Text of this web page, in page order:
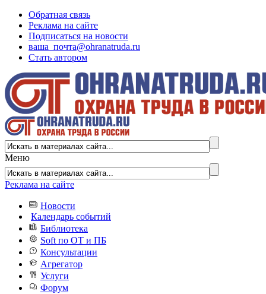
Обратная связь
Реклама на сайте
Подписаться на новости
ваша_почта@ohranatruda.ru
Стать автором
Меню
Реклама на сайте
Новости
Календарь событий
Библиотека
Soft по ОТ и ПБ
Консультации
Агрегатор
Услуги
Форум